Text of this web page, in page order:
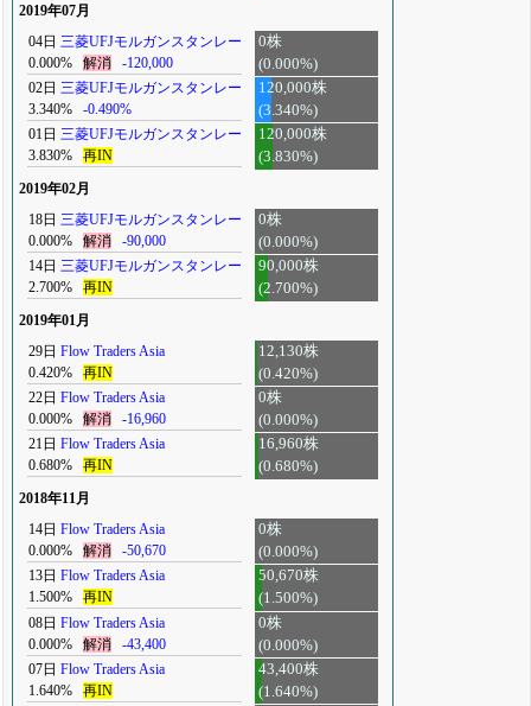
2019年07月
04日 三菱UFJモルガンスタンレー
0.000%
解消 -120,000
0株
(0.000%)
02日 三菱UFJモルガンスタンレー
3.340%
-0.490%
120,000株
(3.340%)
01日 三菱UFJモルガンスタンレー
3.830%
再IN
120,000株
(3.830%)
2019年02月
18日 三菱UFJモルガンスタンレー
0.000%
解消 -90,000
0株
(0.000%)
14日 三菱UFJモルガンスタンレー
2.700%
再IN
90,000株
(2.700%)
2019年01月
29日 Flow Traders Asia
0.420%
再IN
12,130株
(0.420%)
22日 Flow Traders Asia
0.000%
解消 -16,960
0株
(0.000%)
21日 Flow Traders Asia
0.680%
再IN
16,960株
(0.680%)
2018年11月
14日 Flow Traders Asia
0.000%
解消 -50,670
0株
(0.000%)
13日 Flow Traders Asia
1.500%
再IN
50,670株
(1.500%)
08日 Flow Traders Asia
0.000%
解消 -43,400
0株
(0.000%)
07日 Flow Traders Asia
1.640%
再IN
43,400株
(1.640%)